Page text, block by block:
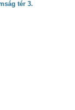
tér 3.